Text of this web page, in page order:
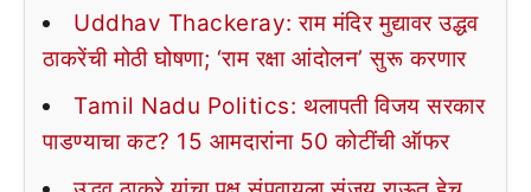
Uddhav Thackeray: राम मंदिर मुद्यावर उद्धव
ठाकरेंची मोठी घोषणा; ‘राम रक्षा आंदोलन’ सुरू करणार
Tamil Nadu Politics: थलापती विजय सरकार
पाडण्याचा कट? 15 आमदारांना 50 कोटींची ऑफर